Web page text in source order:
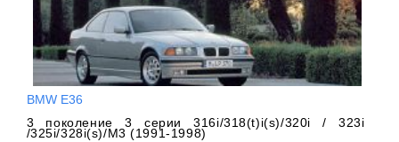
BMW E36
3 поколение 3 серии 316i/318(t)i(s)/320i / 323i
/325i/328i(s)/M3 (1991-1998)